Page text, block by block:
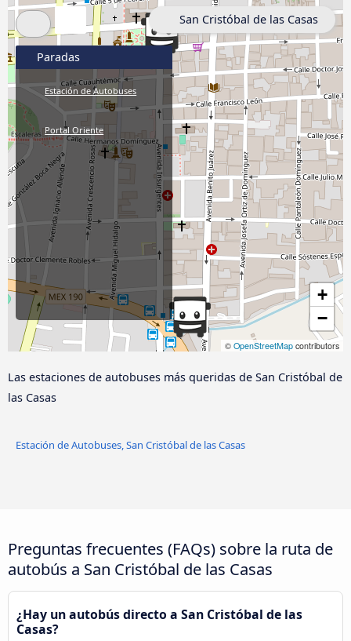
+
−
© OpenStreetMap contributors
Paradas
Estación de Autobuses
Portal Oriente
San Cristóbal de las Casas
Las estaciones de autobuses más queridas de San Cristóbal de
las Casas
Estación de Autobuses, San Cristóbal de las Casas
Preguntas frecuentes (FAQs) sobre la ruta de
autobús a San Cristóbal de las Casas
¿Hay un autobús directo a San Cristóbal de las
Casas?